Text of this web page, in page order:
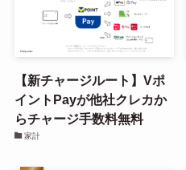
【新チャージルート】Vポ
イントPayが他社クレカか
らチャージ手数料無料
家計